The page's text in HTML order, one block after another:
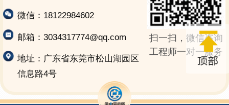
微信：18122984602
邮箱：3034317774@qq.com
地址：广东省东莞市松山湖园区
信息路4号
扫一扫，微信咨询
工程师一对一服务